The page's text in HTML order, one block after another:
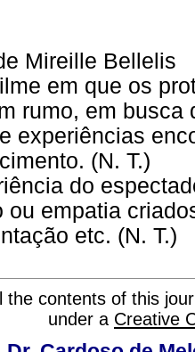
Mireille Bellelis
em que os
rumo, em busca
experiências
(N. T.)
do
ou empatia
etc. (N. T.)
the contents of this
under a Creative